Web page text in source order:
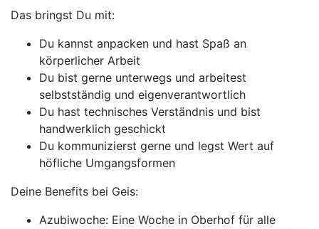
Das bringst Du mit:
Du kannst anpacken und hast Spaß an
körperlicher Arbeit
Du bist gerne unterwegs und arbeitest
selbstständig und eigenverantwortlich
Du hast technisches Verständnis und bist
handwerklich geschickt
Du kommunizierst gerne und legst Wert auf
höfliche Umgangsformen
Deine Benefits bei Geis:
Azubiwoche: Eine Woche in Oberhof für alle